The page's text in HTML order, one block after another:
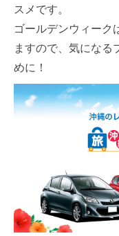
スメです。
ゴールデンウィーク
ますので、気にな
めに！